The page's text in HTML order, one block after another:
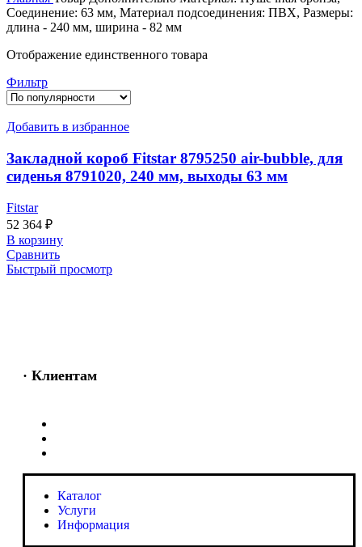
Соединение: 63 мм, Материал подсоединения: ПВХ, Размеры:
длина - 240 мм, ширина - 82 мм
Отображение единственного товара
Фильтр
Добавить в избранное
Закладной короб Fitstar 8795250 air-bubble, для
сиденья 8791020, 240 мм, выходы 63 мм
Fitstar
52 364 ₽
В корзину
Сравнить
Быстрый просмотр
· Клиентам
Каталог
Услуги
Информация